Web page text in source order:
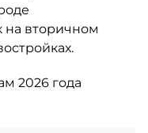
на вторичном
2026 года